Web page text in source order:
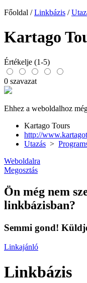
Főoldal /Linkbázis /
Kartago
Értékelje (1-5)
0 szavazat
Ehhez a weboldalhoz
Kartago Tours
http://
Utazás >
Weboldalra
Megosztás
Ön még nem
linkbázisban?
Semmi gond!
Linkajánló
Linkbázis